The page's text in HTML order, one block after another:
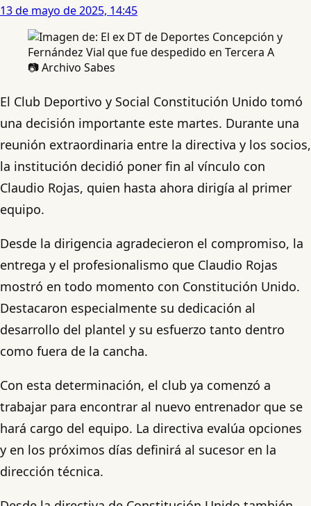
13 de mayo de 2025, 14:45
📷 Archivo Sabes
El Club Deportivo y Social Constitución Unido tomó
una decisión importante este martes. Durante una
reunión extraordinaria entre la directiva y los socios,
la institución decidió poner fin al vínculo con
Claudio Rojas, quien hasta ahora dirigía al primer
equipo.
Desde la dirigencia agradecieron el compromiso, la
entrega y el profesionalismo que Claudio Rojas
mostró en todo momento con Constitución Unido.
Destacaron especialmente su dedicación al
desarrollo del plantel y su esfuerzo tanto dentro
como fuera de la cancha.
Con esta determinación, el club ya comenzó a
trabajar para encontrar al nuevo entrenador que se
hará cargo del equipo. La directiva evalúa opciones
y en los próximos días definirá al sucesor en la
dirección técnica.